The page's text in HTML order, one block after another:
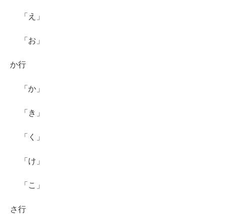
「え」
「お」
か行
「か」
「き」
「く」
「け」
「こ」
さ行